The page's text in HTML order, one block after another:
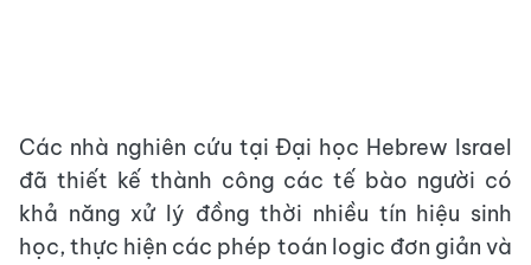
Các nhà nghiên cứu tại Đại học Hebrew Israel
đã thiết kế thành công các tế bào người có
khả năng xử lý đồng thời nhiều tín hiệu sinh
học, thực hiện các phép toán logic đơn giản và